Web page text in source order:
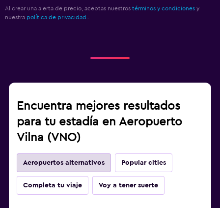
Al crear una alerta de precio, aceptas nuestros términos y condiciones y
nuestra política de privacidad..
Encuentra mejores resultados
para tu estadía en Aeropuerto
Vilna (VNO)
Aeropuertos alternativos Popular cities
Completa tu viaje Voy a tener suerte